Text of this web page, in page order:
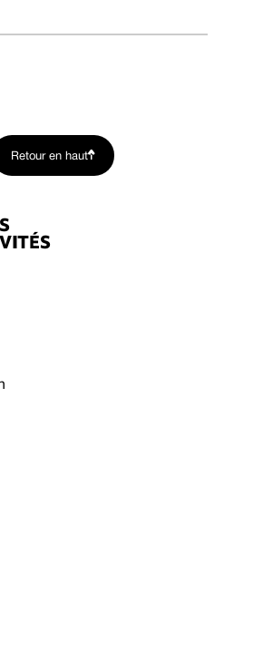
Retour en haut